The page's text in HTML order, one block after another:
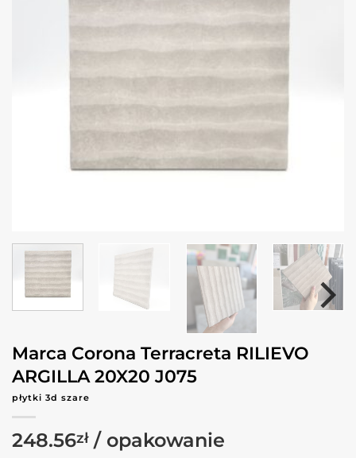
Marca Corona Terracreta RILIEVO
ARGILLA 20X20 J075
płytki 3d szare
248.56zł